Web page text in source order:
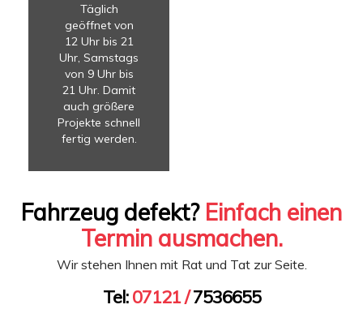
Täglich
geöffnet von
12 Uhr bis 21
Uhr, Samstags
von 9 Uhr bis
21 Uhr. Damit
auch größere
Projekte schnell
fertig werden.
Fahrzeug defekt? Einfach einen
Termin ausmachen.
Wir stehen Ihnen mit Rat und Tat zur Seite.
Tel:07121 /7536655